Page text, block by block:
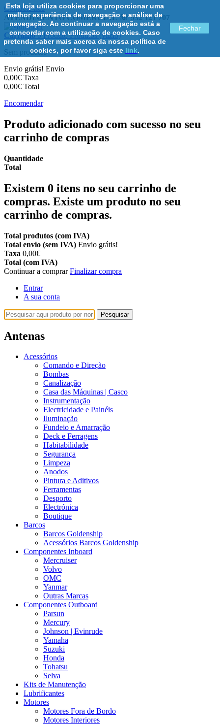
Esta loja utiliza cookies para proporcionar uma
melhor experiência de navegação e análise de
navegação. Ao continuar a navegação está a
concordar com a utilização de cookies. Caso
pretenda saber mais acerca da nossa política de
cookies, por favor siga este link.
Fechar
Contacte-nos
ATENDIMENTO COMERCIAL ☏ 932 121 707
Carrinho 0 Produto Produtos (vazio)
Sem produtos
Envio grátis! Envio
0,00€ Taxa
0,00€ Total
Encomendar
Produto adicionado com sucesso no seu
carrinho de compras
Quantidade
Total
Existem 0 itens no seu carrinho de
compras. Existe um produto no seu
carrinho de compras.
Total produtos (com IVA)
Total envio (sem IVA) Envio grátis!
Taxa 0,00€
Total (com IVA)
Continuar a comprarFinalizar compra
Entrar
A sua conta
Pesquisar
Antenas
Acessórios
Comando e Direção
Bombas
Canalização
Casa das Máquinas | Casco
Instrumentação
Electricidade e Painéis
Iluminação
Fundeio e Amarração
Deck e Ferragens
Habitabilidade
Segurança
Limpeza
Anodos
Pintura e Aditivos
Ferramentas
Desporto
Electrónica
Boutique
Barcos
Barcos Goldenship
Acessórios Barcos Goldenship
Componentes Inboard
Mercruiser
Volvo
OMC
Yanmar
Outras Marcas
Componentes Outboard
Parsun
Mercury
Johnson | Evinrude
Yamaha
Suzuki
Honda
Tohatsu
Selva
Kits de Manutenção
Lubrificantes
Motores
Motores Fora de Bordo
Motores Interiores